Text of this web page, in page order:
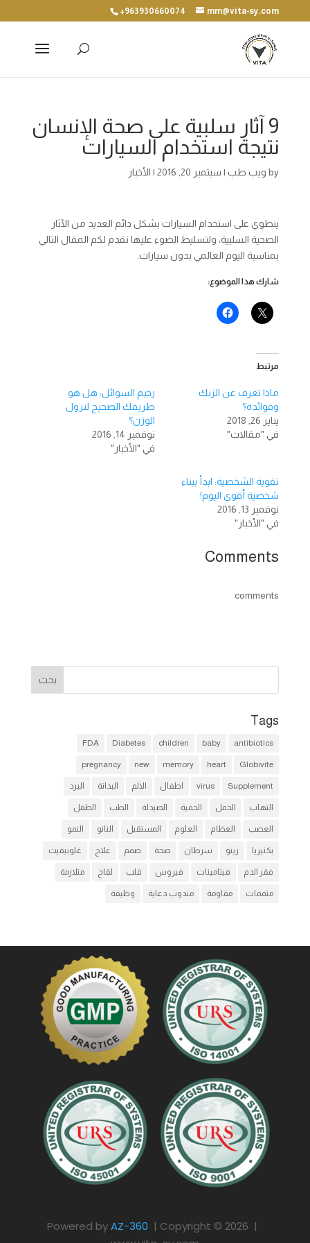
+963930660074 mm@vita-sy.com
9 آثار سلبية على صحة الإنسان
نتيجة استخدام السيارات
by ويب طب| سبتمبر 20, 2016 | الأخبار
ينطوي على استخدام السيارات بشكل دائم العديد من الآثار
الصحية السلبية، ولتسليط الضوء عليها نقدم لكم المقال التالي
بمناسبة اليوم العالمي بدون سيارات.
شارك هذا الموضوع:
مرتبط
ماذا تعرف عن الزنك
وفوائده؟
يناير 26, 2018
في "مقالات"
رجيم السوائل: هل هو
طريقك الصحيح لنزول
الوزن؟
نوفمبر 14, 2016
في "الأخبار"
تقوية الشخصية: ابدأ ببناء
شخصية أقوى اليوم!
نوفمبر 13, 2016
في "الأخبار"
Comments
comments
Tags
antibiotics
baby
children
Diabetes
FDA
Globivite
heart
memory
new
pregnancy
Supplement
virus اطفال الالم البدانة البرد
التهاب الحمل الحمية الصيدلة الطب الطفل
العصب العظام العلوم المستقبل النانو النمو
بكتيريا رينو سرطان صحة صمم علاج غلوبيفيت
فقر الدم فيتامينات فيروس قلب لقاح متلازمة
متممات مقاومة مندوب دعاية وظيفة
Powered byAZ-360 | Copyright © 2026 |